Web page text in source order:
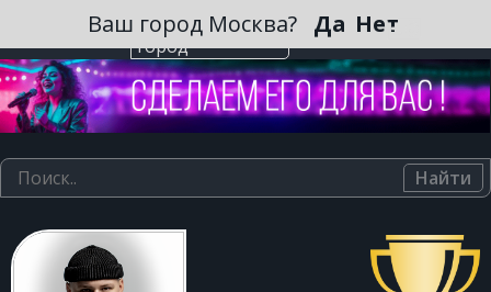
Выберите
город
Ваш город Москва? Да Нет
Найти